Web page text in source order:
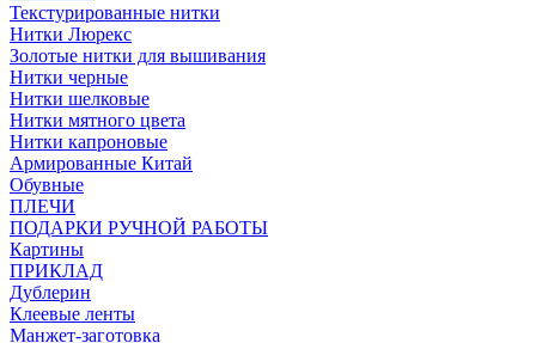
Текстурированные нитки
Нитки Люрекс
Золотые нитки для вышивания
Нитки черные
Нитки шелковые
Нитки мятного цвета
Нитки капроновые
Армированные Китай
Обувные
ПЛЕЧИ
ПОДАРКИ РУЧНОЙ РАБОТЫ
Картины
ПРИКЛАД
Дублерин
Клеевые ленты
Манжет-заготовка